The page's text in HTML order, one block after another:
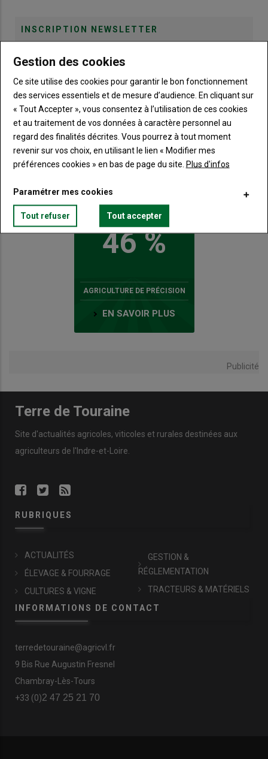
INSCRIPTION NEWSLETTER
Qu’est ce qui a agité les actualités agricoles de l'Indre-et-
Loire ces derniers jours ?
LE CHIFFRE
46 %
AGRICULTURE DE PRÉCISION
EN SAVOIR PLUS
Publicité
Terre de Touraine
Site d'actualités agricoles, viticoles et rurales destinées aux
agriculteurs de l'Indre-et-Loire.
RUBRIQUES
ACTUALITÉS
ÉLEVAGE & FOURRAGE
CULTURES & VIGNE
GESTION &
RÉGLEMENTATION
TRACTEURS & MATÉRIELS
INFORMATIONS DE CONTACT
terredetouraine@agricvl.fr
9 Bis Rue Augustin Fresnel
Chambray-Lès-Tours
+33 (0)2 47 25 21 70
Gestion des cookies
Ce site utilise des cookies pour garantir le bon fonctionnement
des services essentiels et de mesure d’audience. En cliquant sur
« Tout Accepter », vous consentez à l’utilisation de ces cookies
et au traitement de vos données à caractère personnel au
regard des finalités décrites. Vous pourrez à tout moment
revenir sur vos choix, en utilisant le lien « Modifier mes
préférences cookies » en bas de page du site. Plus d'infos
Paramétrer mes cookies
Tout refuser Tout accepter